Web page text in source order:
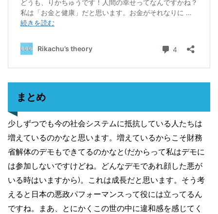
まとめ
少しずつでも今の社会システムに抵抗している人たちは
増えているのかなと思います。増えているからこそ財務
省解体のデモもできてるのかなと(だからって私はデモに
は参加しないですけどね。どんなデモであれ顔した悪が
いる時はいますから)。これは成長だと思います。そう考
えると日本の悪政パフォーマンスって役には立ってるん
ですね。まあ、とにかくこの世の中に違和感を感じてく